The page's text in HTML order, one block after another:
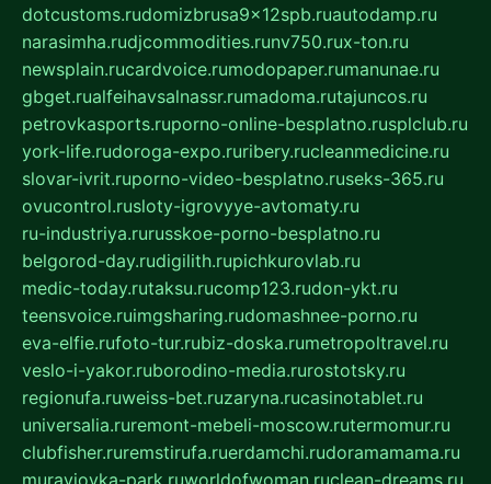
dotcustoms.rudomizbrusa9x12spb.ruautodamp.ru
narasimha.rudjcommodities.runv750.rux-ton.ru
newsplain.rucardvoice.rumodopaper.rumanunae.ru
gbget.rualfeihavsalnassr.rumadoma.rutajuncos.ru
petrovkasports.ruporno-online-besplatno.rusplclub.ru
york-life.rudoroga-expo.ruribery.rucleanmedicine.ru
slovar-ivrit.ruporno-video-besplatno.ruseks-365.ru
ovucontrol.rusloty-igrovyye-avtomaty.ru
ru-industriya.rurusskoe-porno-besplatno.ru
belgorod-day.rudigilith.rupichkurovlab.ru
medic-today.rutaksu.rucomp123.rudon-ykt.ru
teensvoice.ruimgsharing.rudomashnee-porno.ru
eva-elfie.rufoto-tur.rubiz-doska.rumetropoltravel.ru
veslo-i-yakor.ruborodino-media.rurostotsky.ru
regionufa.ruweiss-bet.ruzaryna.rucasinotablet.ru
universalia.ruremont-mebeli-moscow.rutermomur.ru
clubfisher.ruremstirufa.ruerdamchi.rudoramamama.ru